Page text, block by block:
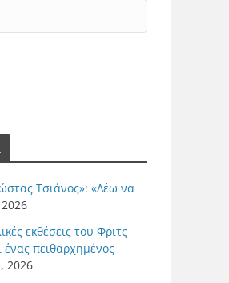
Τσιάνος»: «Λέω να
εκθέσεις του Φριτς
ένας πειθαρχημένος
2026